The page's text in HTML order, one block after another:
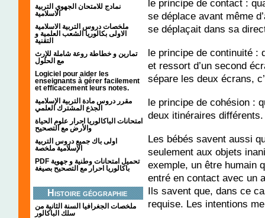
نمادج للامتحان الجهوي التربية
الاسلامية
ملخصات دروس التربية الاسلامية
الاولى بكالوريا الشعب العلمية و
التقنية
تمارين و خطاطة روعة شاملة للإرث
مع الحلول
Logiciel pour aider les
enseignants à gérer facilement
et efficacement leurs notes.
مقرر دروس مادة التربية الإسلامية
الجذع المشترك العلمي
امتحانات الباكالوريا احرار علوم الحياة
والأرض مع التصحيح
اولى باك جميع دروس التربية
الإسلامية ملخصة
PDF تحميل امتحانات وطنية و جهوية
باكالوريا احرار مع التصحيح بصيغة
Histoire géographie
ملخصات الجغرافيا السنة الثانية من
سلك الباكالور
le principe de contact :
se déplace avant même
se déplaçait dans sa
le principe de continuité :
et ressort d’un second
sépare les deux écrans,
le principe de cohésion :
deux itinéraires différents.
Les bébés savent aussi
seulement aux objets
exemple, un être humain
entré en contact avec un
Ils savent que, dans ce
requise. Les intentions